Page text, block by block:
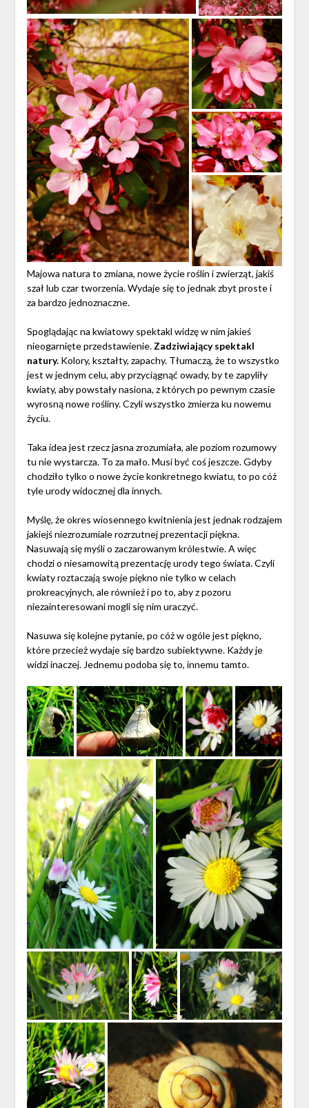
Majowa natura to zmiana, nowe życie roślin i zwierząt, jakiś
szał lub czar tworzenia. Wydaje się to jednak zbyt proste i
za bardzo jednoznaczne.
Spoglądając na kwiatowy spektakl widzę w nim jakieś
nieogarnięte przedstawienie. Zadziwiający spektakl
natury. Kolory, kształty, zapachy. Tłumaczą, że to wszystko
jest w jednym celu, aby przyciągnąć owady, by te zapyliły
kwiaty, aby powstały nasiona, z których po pewnym czasie
wyrosną nowe rośliny. Czyli wszystko zmierza ku nowemu
życiu.
Taka idea jest rzecz jasna zrozumiała, ale poziom rozumowy
tu nie wystarcza. To za mało. Musi być coś jeszcze. Gdyby
chodziło tylko o nowe życie konkretnego kwiatu, to po cóż
tyle urody widocznej dla innych.
Myślę, że okres wiosennego kwitnienia jest jednak rodzajem
jakiejś niezrozumiale rozrzutnej prezentacji piękna.
Nasuwają się myśli o zaczarowanym królestwie. A więc
chodzi o niesamowitą prezentację urody tego świata. Czyli
kwiaty roztaczają swoje piękno nie tylko w celach
prokreacyjnych, ale również i po to, aby z pozoru
niezainteresowani mogli się nim uraczyć.
Nasuwa się kolejne pytanie, po cóż w ogóle jest piękno,
które przecież wydaje się bardzo subiektywne. Każdy je
widzi inaczej. Jednemu podoba się to, innemu tamto.